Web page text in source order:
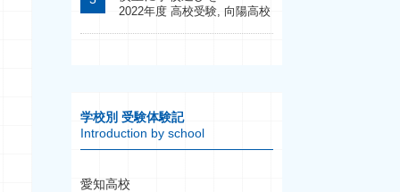
2022年度 高校受験, 向陽高校
学校別 受験体験記
Introduction by school
愛知高校